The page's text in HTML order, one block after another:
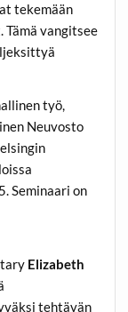
tekemään
vangitsee
työ,
Neuvosto
Seminaari on
Elizabeth
tehtävän